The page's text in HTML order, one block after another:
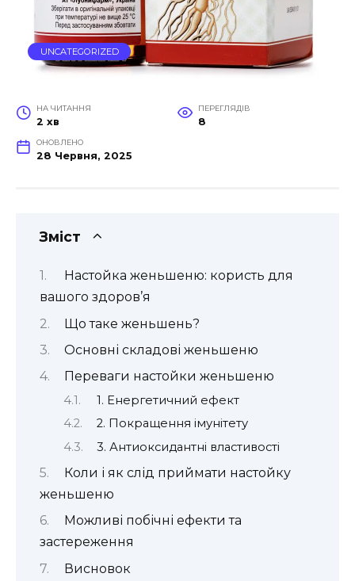
UNCATEGORIZED
НА ЧИТАННЯ
2 хв
ПЕРЕГЛЯДІВ
8
ОНОВЛЕНО
28 Червня, 2025
Зміст
Настойка женьшеню: користь для
вашого здоров’я
Що таке женьшень?
Основні складові женьшеню
Переваги настойки женьшеню
1. Енергетичний ефект
2. Покращення імунітету
3. Антиоксидантні властивості
Коли і як слід приймати настойку
женьшеню
Можливі побічні ефекти та
застереження
Висновок